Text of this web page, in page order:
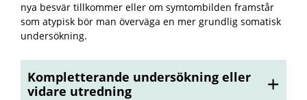
nya besvär tillkommer eller om symtombilden framstår
som atypisk bör man överväga en mer grundlig somatisk
undersökning.
Kompletterande undersökning eller
vidare utredning